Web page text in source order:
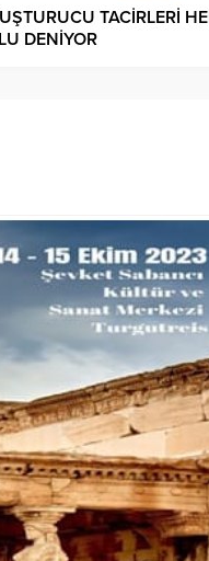
TACİRLERİ
DENİYOR